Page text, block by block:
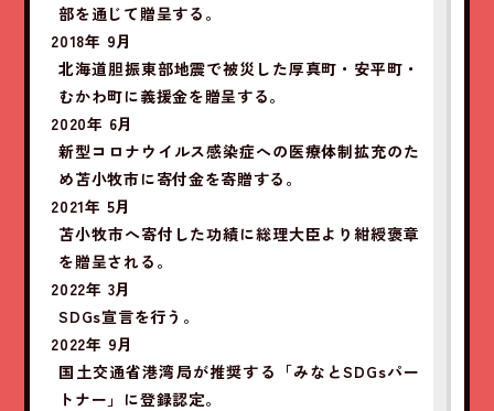
部を通じて贈呈する。
2018年 9月
北海道胆振東部地震で被災した厚真町・安平町・
むかわ町に義援金を贈呈する。
2020年 6月
新型コロナウイルス感染症への医療体制拡充のた
め苫小牧市に寄付金を寄贈する。
2021年 5月
苫小牧市へ寄付した功績に総理大臣より紺綬褒章
を贈呈される。
2022年 3月
SDGs宣言を行う。
2022年 9月
国土交通省港湾局が推奨する「みなとSDGsパー
トナー」に登録認定。